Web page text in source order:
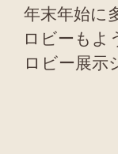
年末年始に
ロビーもよ
ロビー展示